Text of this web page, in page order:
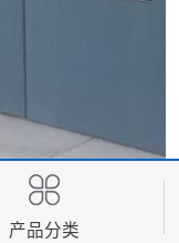
产品分类